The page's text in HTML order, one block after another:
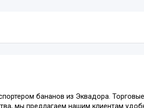
бананов из Эквадора. Торговые
мы предлагаем нашим клиентам